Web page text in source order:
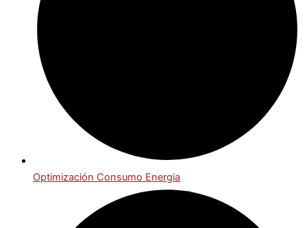
Optimización Consumo Energia